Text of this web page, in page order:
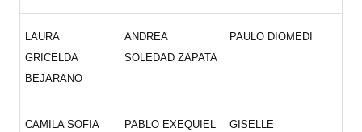
LAURA
GRICELDA
BEJARANO
ANDREA
SOLEDAD ZAPATA
PAULO DIOMEDI
CAMILA SOFIA
PABLO EXEQUIEL
GISELLE